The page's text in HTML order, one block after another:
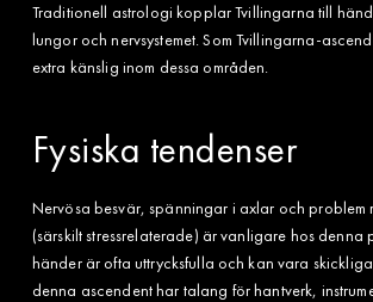
Traditionell astrologi kopplar Tvillingarna till
lungor och nervsystemet. Som Tvillingarna-
extra känslig inom dessa områden.
Fysiska tendenser
Nervösa besvär, spänningar i axlar och problem
(särskilt stressrelaterade) är vanligare hos denna
händer är ofta uttrycksfulla och kan vara
denna ascendent har talang för hantverk,